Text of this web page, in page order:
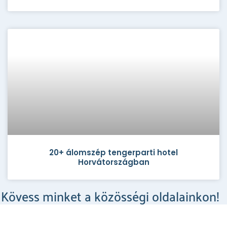
20+ álomszép tengerparti hotel
Horvátországban
Kövess minket a közösségi oldalainkon!